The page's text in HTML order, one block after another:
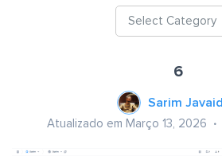
Select Category
6
Sarim Javaid
Atualizado em Março 13, 2026